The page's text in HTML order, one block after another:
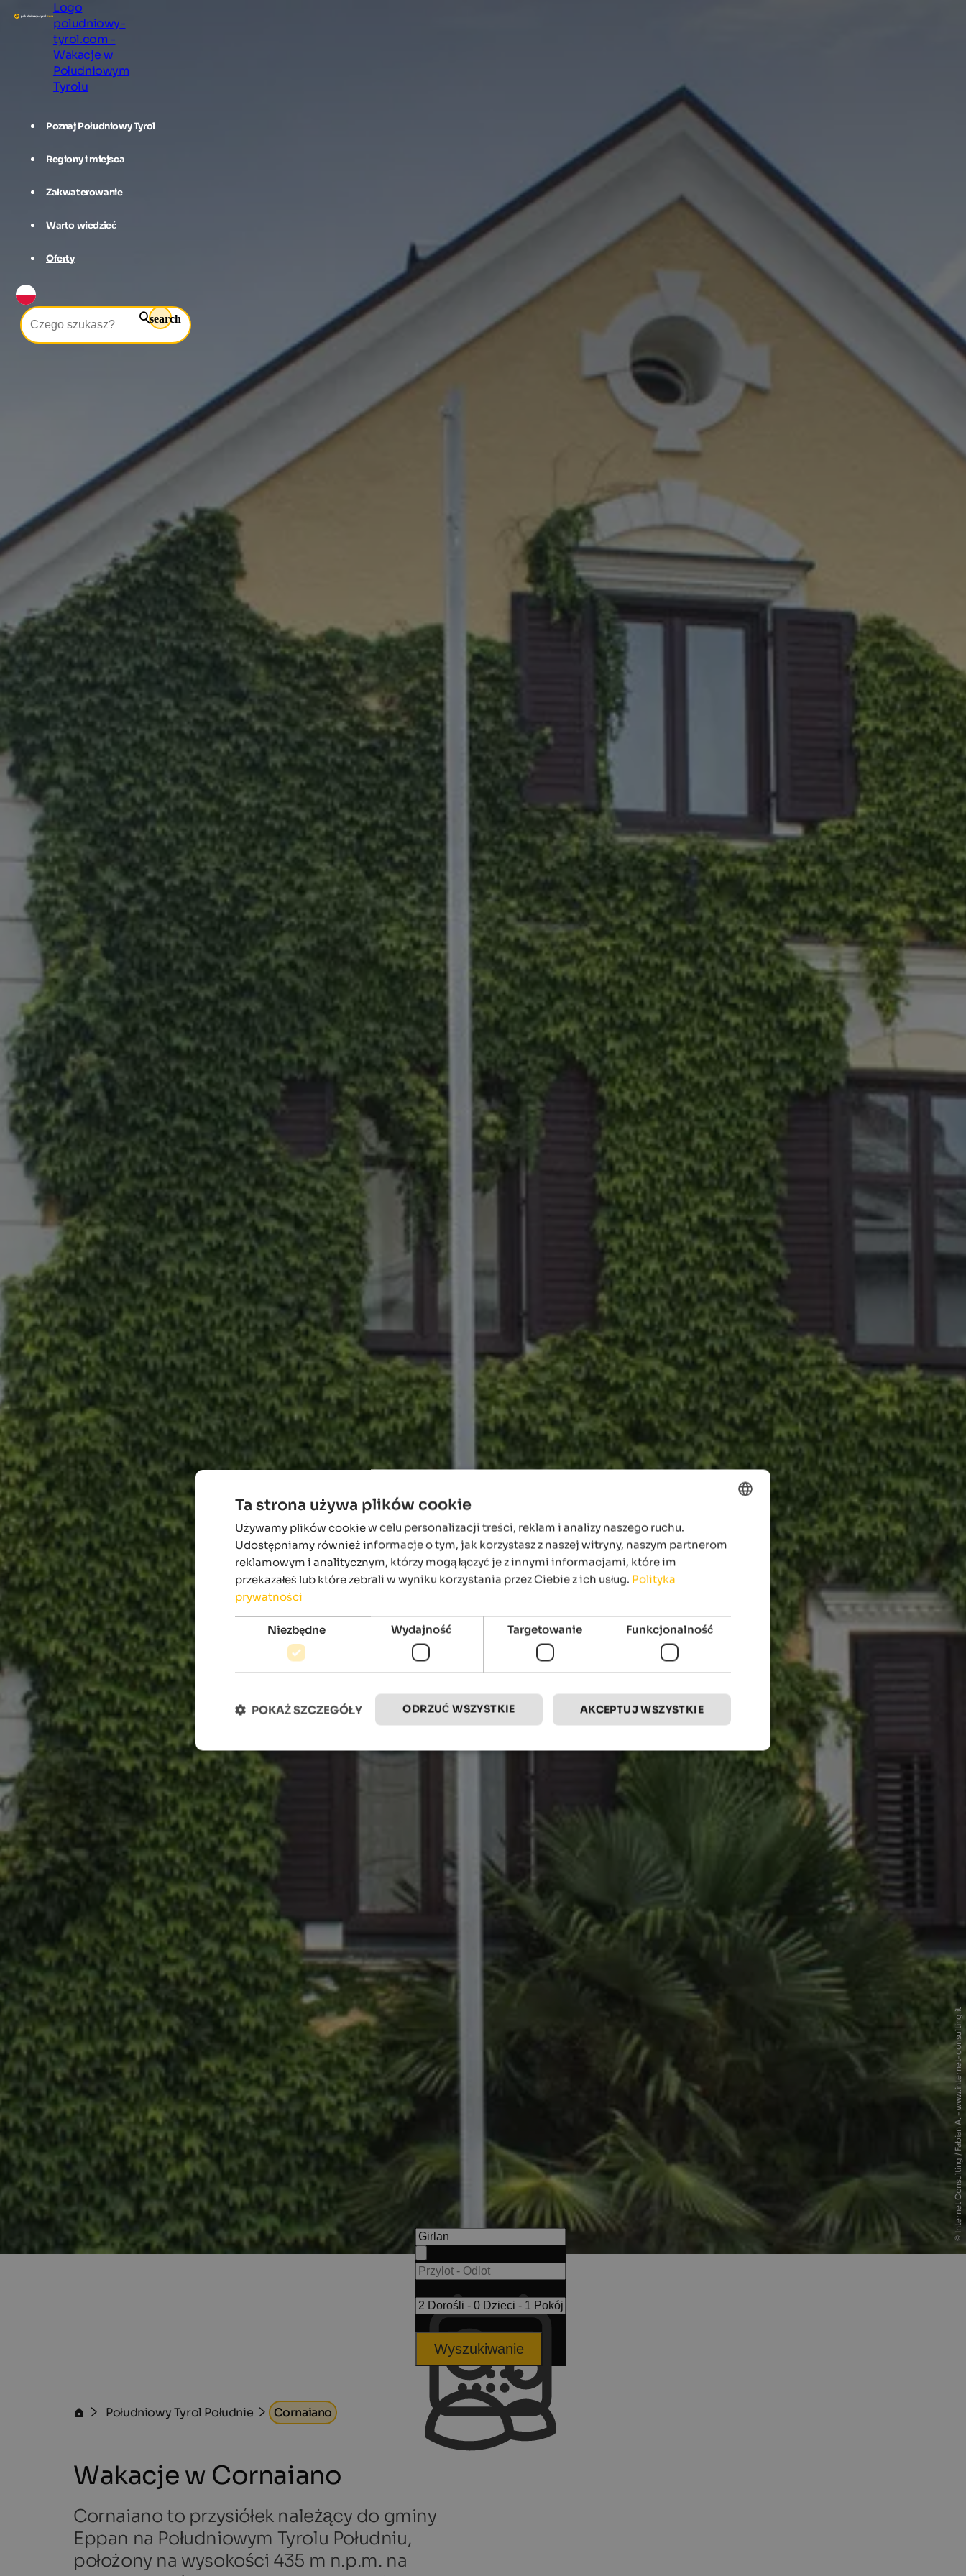
Logo
poludniowy-
tyrol.com -
Wakacje w
Południowym
Tyrolu
Poznaj Południowy Tyrol
Regiony i miejsca
Zakwaterowanie
Warto wiedzieć
Oferty
search
© Internet Consulting / Fabian A. - www.internet-consulting.it
Wyszukiwanie
Południowy Tyrol Południe Cornaiano
Wakacje w Cornaiano
Cornaiano to przysiółek należący do gminy
Eppan na Południowym Tyrolu Południu,
położony na wysokości 435 m n.p.m. na
POLISH
Ta strona używa plików cookie
Używamy plików cookie w celu personalizacji treści, reklam i analizy naszego ruchu.
Udostępniamy również informacje o tym, jak korzystasz z naszej witryny, naszym partnerom
reklamowym i analitycznym, którzy mogą łączyć je z innymi informacjami, które im
przekazałeś lub które zebrali w wyniku korzystania przez Ciebie z ich usług. Polityka
prywatności
Niezbędne Wydajność Targetowanie Funkcjonalność
AKCEPTUJ WSZYSTKIE
ODRZUĆ WSZYSTKIE
POKAŻ SZCZEGÓŁY